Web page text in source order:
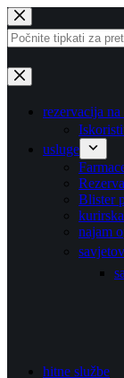
Preskoči
na
sadržaj
Nema
rezultata.
rezervacija na
usluge
Blister
najam
hitne službe